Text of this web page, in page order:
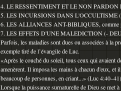
4. LE RESSENTIMENT ET LE NON
5. LES INCURSIONS DANS L'OCCULTISME
6. LES ALLIANCES ANT-BIBLIQUES, comme
7. LES EFFETS D'UNE MALEDICTION (-
Parfois, les maladies sont dues ou associées à la
exemple tiré de l’évangile de Luc.
«Après le couché du soleil, tous ceux qui avaient
amenèrent. Il imposa les mains à chacun d'eux, et
beaucoup de personnes, en criant...» (Luc 4:40–41)
Lorsque la puissance surnaturelle de Dieu se met